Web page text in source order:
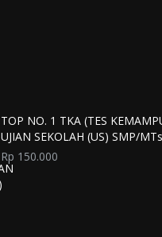
TOP NO. 1 TKA (TES
UJIAN SEKOLAH (US) SMP/
Rp 150.000